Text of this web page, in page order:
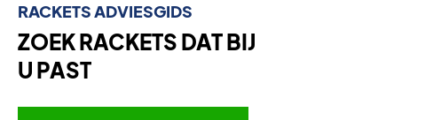
RACKETS ADVIESGIDS
ZOEK RACKETS DAT BIJ
U PAST